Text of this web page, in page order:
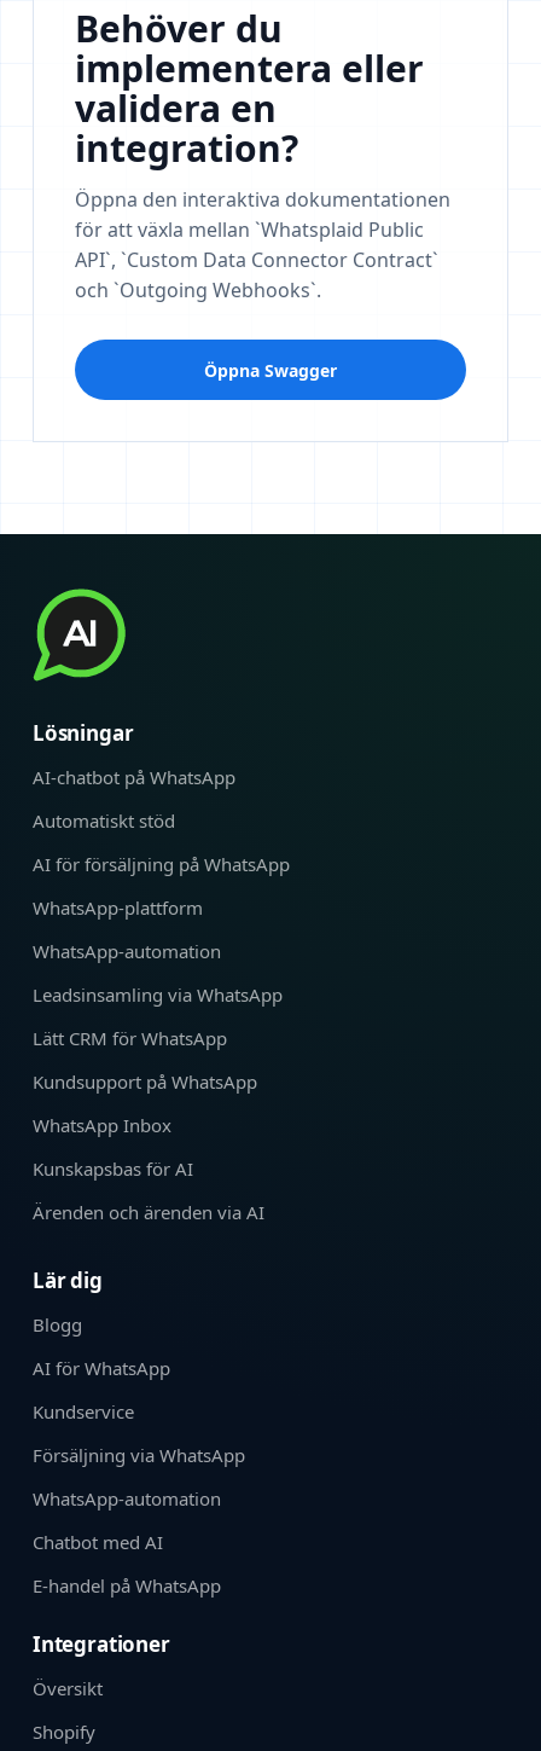
Behöver du
implementera eller
validera en
integration?
Öppna den interaktiva dokumentationen
för att växla mellan `Whatsplaid Public
API`, `Custom Data Connector Contract`
och `Outgoing Webhooks`.
Öppna Swagger
Lösningar
AI-chatbot på WhatsApp
Automatiskt stöd
AI för försäljning på WhatsApp
WhatsApp-plattform
WhatsApp-automation
Leadsinsamling via WhatsApp
Lätt CRM för WhatsApp
Kundsupport på WhatsApp
WhatsApp Inbox
Kunskapsbas för AI
Ärenden och ärenden via AI
Lär dig
Blogg
AI för WhatsApp
Kundservice
Försäljning via WhatsApp
WhatsApp-automation
Chatbot med AI
E-handel på WhatsApp
Integrationer
Översikt
Shopify